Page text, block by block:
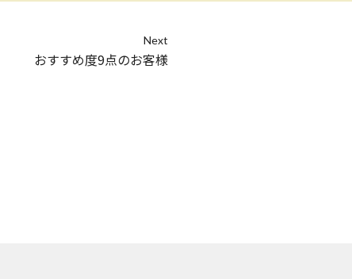
Next
おすすめ度9点のお客様